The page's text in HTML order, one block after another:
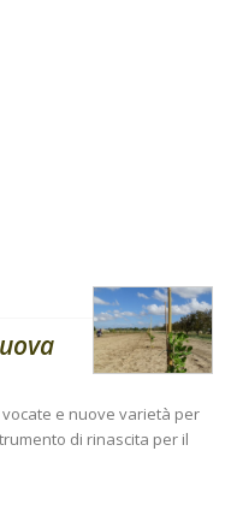
e nuove varietà per
di rinascita per il